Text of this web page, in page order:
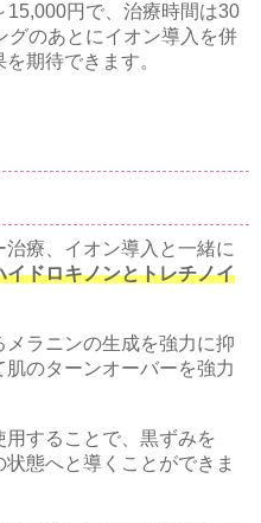
15,000円で、治療時間は30
グのあとにイオン導入を併
期待できます。
療、イオン導入と一緒に
イドロキノンとトレチノイ
ラニンの生成を強力に抑
のターンオーバーを強力
することで、黒ずみを
態へと導くことができま